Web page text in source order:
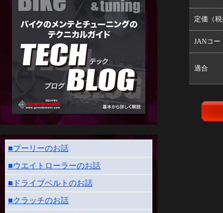
■プーリーのお話
■ウエイトローラーのお話
■ドライブベルトのお話
■クラッチのお話
定価（
JANコー
適合